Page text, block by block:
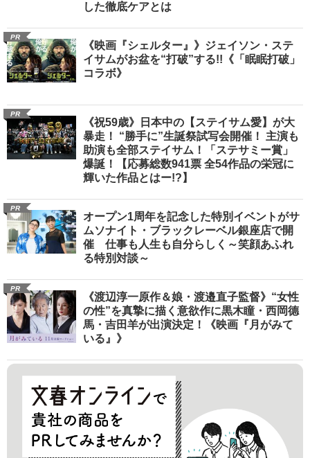
した徹底ケアとは
PR
《映画『シェルター』》ジェイソン・ステ
イサムがお盆を“打破”する!!《「眠眠打破」
コラボ》
PR
《祝59歳》日本中の【ステイサム愛】が大
暴走！ “勝手に”生誕祭試写会開催！ 主演も
助演も全部ステイサム！「ステサミー賞」
爆誕！【応募総数941票 全54作品の栄冠に
輝いた作品とはー!?】
PR
オープン1周年を記念した特別イベントがサ
ムソナイト・ブラックレーベル銀座店で開
催 仕事も人生も自分らしく～笑顔あふれ
る特別対談～
PR
《渡辺淳一原作＆娘・渡邉直子監督》“女性
の性”を真摯に描く意欲作に黒木瞳・西岡德
馬・吉田羊が出演決定！《映画『月がみて
いる』》